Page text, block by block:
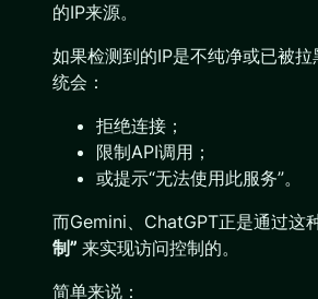
的IP来源。
如果检测到的IP是不纯净或已被
统会：
拒绝连接；
限制API调用；
或提示“无法使用此服务”。
而Gemini、ChatGPT正是通过这
制” 来实现访问控制的。
简单来说：